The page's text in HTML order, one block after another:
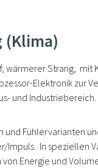
(Klima)
wärmerer Strang, mit
Elektronik zur
und Industriebereich.
und Fühlervarianten
In speziellen
Energie und